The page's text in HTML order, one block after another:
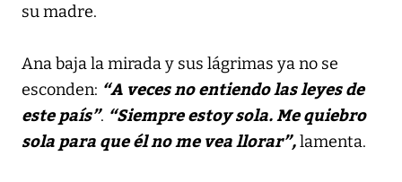
su madre.
Ana baja la mirada y sus lágrimas ya no se
esconden: “A veces no entiendo las leyes de
este país”. “Siempre estoy sola. Me quiebro
sola para que él no me vea llorar”,lamenta.